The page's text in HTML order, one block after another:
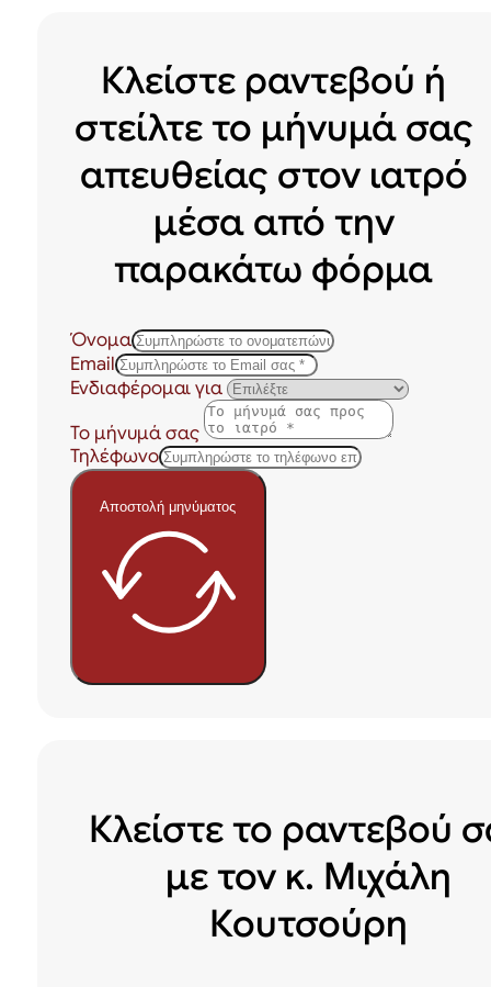
Κλείστε ραντεβού ή
στείλτε το μήνυμά σας
απευθείας στον ιατρό
μέσα από την
παρακάτω φόρμα
Όνομα
Email
Ενδιαφέρομαι για
Το μήνυμά σας
Τηλέφωνο
Αποστολή μηνύματος
Κλείστε το ραντεβού
με τον κ. Μιχάλη
Κουτσούρη